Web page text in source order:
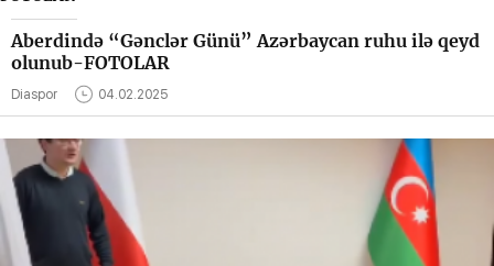
Aberdində “Gənclər Günü” Azərbaycan ruhu ilə qeyd
olunub-FOTOLAR
Diaspor 04.02.2025